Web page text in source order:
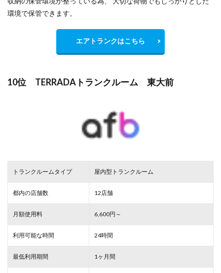
環境で保管できます。
エアトランクはこちら
10位 TERRADAトランクルーム 東大前
トランクルームタイプ 屋内型トランクルーム
都内の店舗数 12店舗
月額使用料 6,600円～
利用可能な時間 24時間
最低利用期間 1ヶ月間